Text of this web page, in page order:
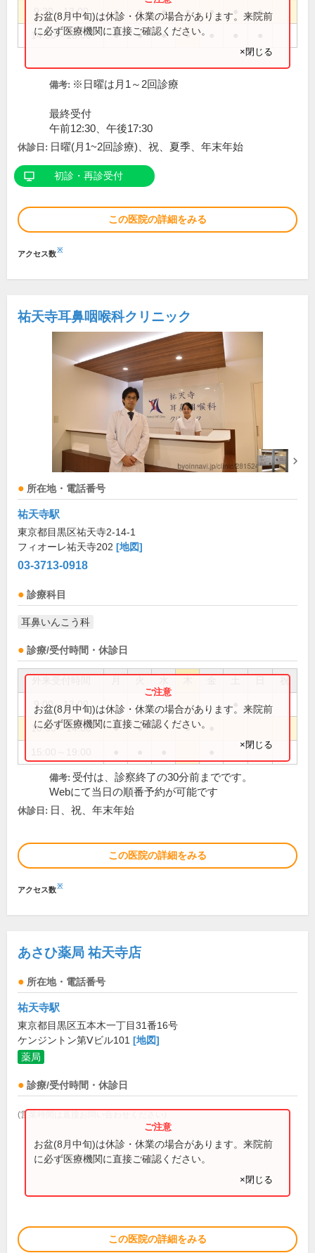
9:30～13:00 ● ● ● ● ● ●
14:30～18:00 ● ● ● ●
お盆(8月中旬)は休診・休業の場合があります。来院前
に必ず医療機関に直接ご確認ください。
×閉じる
備考: ※日曜は月1～2回診療
最終受付
午前12:30、午後17:30
休診日: 日曜(月1~2回診療)、祝、夏季、年末年始
初診・再診受付
この医院の詳細をみる
アクセス数※
祐天寺耳鼻咽喉科クリニック
所在地・電話番号
祐天寺駅
東京都目黒区祐天寺2-14-1
フィオーレ祐天寺202 [地図]
03-3713-0918
診療科目
耳鼻いんこう科
診療/受付時間・休診日
祝
9:00～13:00
10:00～14:00 ● ● ●
お盆(8月中旬)は休診・休業の場合があります。来院前
に必ず医療機関に直接ご確認ください。
×閉じる
備考: 受付は、診察終了の30分前までです。
Webにて当日の順番予約が可能です
休診日: 日、祝、年末年始
この医院の詳細をみる
アクセス数※
あさひ薬局 祐天寺店
所在地・電話番号
祐天寺駅
東京都目黒区五本木一丁目31番16号
ケンジントン第Ⅴビル101 [地図]
薬局
診療/受付時間・休診日
(営業時間は直接お問い合わせください)
お盆(8月中旬)は休診・休業の場合があります。来院前
に必ず医療機関に直接ご確認ください。
×閉じる
この医院の詳細をみる